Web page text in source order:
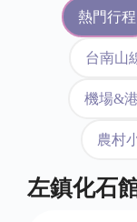
熱門行程
台南山
機場&
農村
左鎮化石